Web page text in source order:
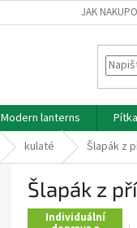
JAK
Modern lanterns
kulaté Šlapák z
Šlapák z
Individuální